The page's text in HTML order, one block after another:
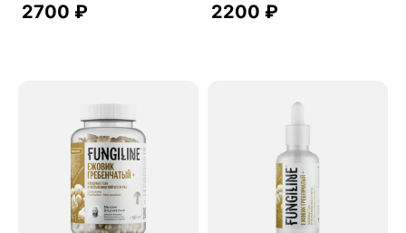
Зависимости
Здоровое пищеварение
Здоровые суставы
Здоровый микробиом
Здоровье легких
2700 ₽ 2200 ₽